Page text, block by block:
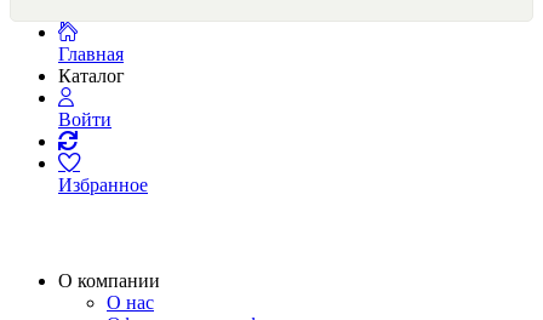
Главная
Каталог
Войти
Избранное
О компании
О нас